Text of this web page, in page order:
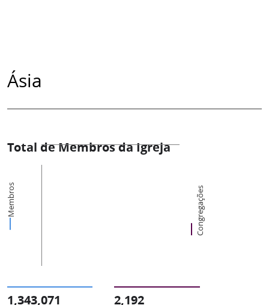
Ásia
Total de Membros da Igreja
Membros Congregações
1,343,071 2,192